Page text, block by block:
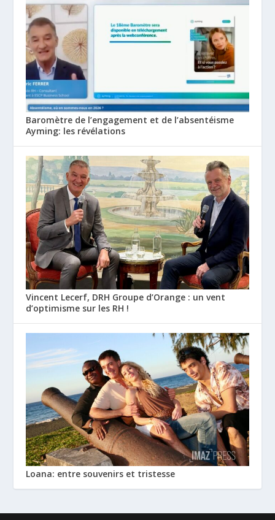
Baromètre de l’engagement et de l’absentéisme
Ayming: les révélations
Vincent Lecerf, DRH Groupe d’Orange : un vent
d’optimisme sur les RH !
Loana: entre souvenirs et tristesse